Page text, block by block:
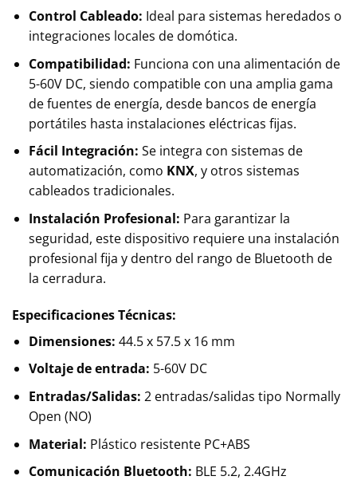
Control Cableado: Ideal para sistemas heredados o
integraciones locales de domótica.
Compatibilidad: Funciona con una alimentación de
5-60V DC, siendo compatible con una amplia gama
de fuentes de energía, desde bancos de energía
portátiles hasta instalaciones eléctricas fijas.
Fácil Integración: Se integra con sistemas de
automatización, como KNX, y otros sistemas
cableados tradicionales.
Instalación Profesional: Para garantizar la
seguridad, este dispositivo requiere una instalación
profesional fija y dentro del rango de Bluetooth de
la cerradura.
Especificaciones Técnicas:
Dimensiones: 44.5 x 57.5 x 16 mm
Voltaje de entrada: 5-60V DC
Entradas/Salidas: 2 entradas/salidas tipo Normally
Open (NO)
Material: Plástico resistente PC+ABS
Comunicación Bluetooth: BLE 5.2, 2.4GHz